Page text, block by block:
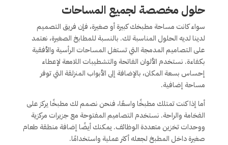
حلول مخصصة لجميع المساحات
سواء كانت مساحة مطبخك كبيرة أو صغيرة، فإن فريق التصميم
لدينا لديه الحلول المناسبة لك. بالنسبة للمطابخ الصغيرة، نعتمد
على التصاميم المدمجة التي تستغل المساحات الرأسية والأفقية
بكفاءة. نستخدم الألوان الفاتحة والتشطيبات اللامعة لإعطاء
إحساس بسعة المكان، بالإضافة إلى الأبواب المنزلقة التي توفر
مساحة إضافية.
أما إذا كنت تمتلك مطبخًا واسعًا، فنحن نصمم لك مطبخًا يركز على
الفخامة والراحة. نستخدم التصاميم المفتوحة مع جزيرات مركزية
ووحدات تخزين متعددة الوظائف. يمكنك أيضًا إضافة منطقة طعام
صغيرة داخل المطبخ لجعله أكثر عملية واستخدامًا.